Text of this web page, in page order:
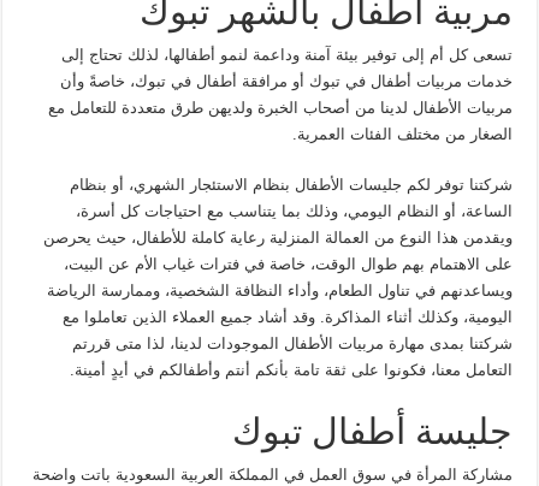
مربية اطفال بالشهر تبوك
تسعى كل أم إلى توفير بيئة آمنة وداعمة لنمو أطفالها، لذلك تحتاج إلى
خدمات مربيات أطفال في تبوك أو مرافقة أطفال في تبوك، خاصةً وأن
مربيات الأطفال لدينا من أصحاب الخبرة ولديهن طرق متعددة للتعامل مع
الصغار من مختلف الفئات العمرية.
شركتنا توفر لكم جليسات الأطفال بنظام الاستئجار الشهري، أو بنظام
الساعة، أو النظام اليومي، وذلك بما يتناسب مع احتياجات كل أسرة،
ويقدمن هذا النوع من العمالة المنزلية رعاية كاملة للأطفال، حيث يحرصن
على الاهتمام بهم طوال الوقت، خاصة في فترات غياب الأم عن البيت،
ويساعدنهم في تناول الطعام، وأداء النظافة الشخصية، وممارسة الرياضة
اليومية، وكذلك أثناء المذاكرة. وقد أشاد جميع العملاء الذين تعاملوا مع
شركتنا بمدى مهارة مربيات الأطفال الموجودات لدينا، لذا متى قررتم
التعامل معنا، فكونوا على ثقة تامة بأنكم أنتم وأطفالكم في أيدٍ أمينة.
جليسة أطفال تبوك
مشاركة المرأة في سوق العمل في المملكة العربية السعودية باتت واضحة